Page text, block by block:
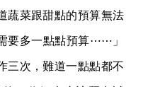
蔬菜跟甜點的預算無法
要多一點點預算⋯⋯」
三次，難道一點點都不